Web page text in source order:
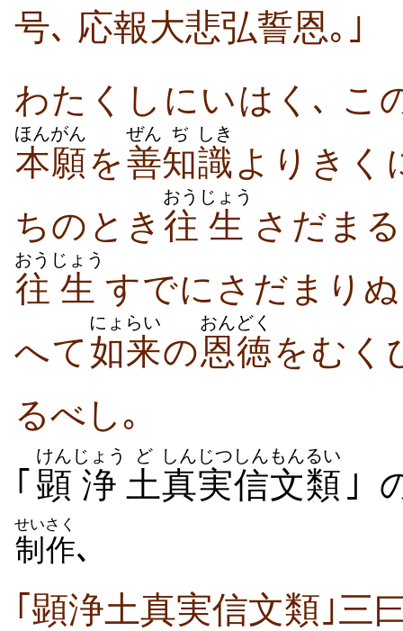
号､ 応報大悲弘誓恩｡｣
わたくしにいはく､ こ
本願
ほんがん
を善
ぜん
知
ぢ
識
しき
よりき
ちのとき 往
おう
生
じょう
さだま
往
おう
生
じょう
すでにさだまり
へて如来
にょらい
の恩徳
おんどく
をむく
るべし｡
｢ 顕
けん
浄
じょう
土
ど
真実
しんじつ
信
しん
文類
もんるい
｣
制作
せいさく
､
｢顕浄土真実信文類｣三